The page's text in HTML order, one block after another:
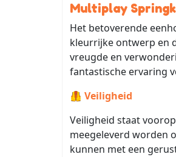
Multiplay
Het betoverende
kleurrijke ontwerp en
vreugde en
fantastische ervaring
🦺 Veiligheid
Veiligheid staat
meegeleverd worden
kunnen met een